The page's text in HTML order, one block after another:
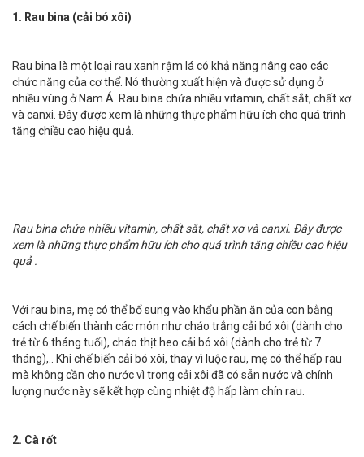
1. Rau bina (cải bó xôi)
Rau bina là một loại rau xanh rậm lá có khả năng nâng cao các
chức năng của cơ thể. Nó thường xuất hiện và được sử dụng ở
nhiều vùng ở Nam Á. Rau bina chứa nhiều vitamin, chất sắt, chất xơ
và canxi. Đây được xem là những thực phẩm hữu ích cho quá trình
tăng chiều cao hiệu quả.
Rau bina chứa nhiều vitamin, chất sắt, chất xơ và canxi. Đây được
xem là những thực phẩm hữu ích cho quá trình tăng chiều cao hiệu
quả .
Với rau bina, mẹ có thể bổ sung vào khẩu phần ăn của con bằng
cách chế biến thành các món như cháo trắng cải bó xôi (dành cho
trẻ từ 6 tháng tuổi), cháo thịt heo cải bó xôi (dành cho trẻ từ 7
tháng),.. Khi chế biến cải bó xôi, thay vì luộc rau, mẹ có thể hấp rau
mà không cần cho nước vì trong cải xôi đã có sẵn nước và chính
lượng nước này sẽ kết hợp cùng nhiệt độ hấp làm chín rau.
2. Cà rốt